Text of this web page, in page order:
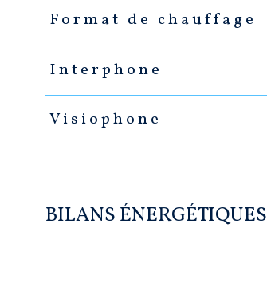
Format de chauffage
Interphone
Visiophone
BILANS ÉNERGÉTIQUES